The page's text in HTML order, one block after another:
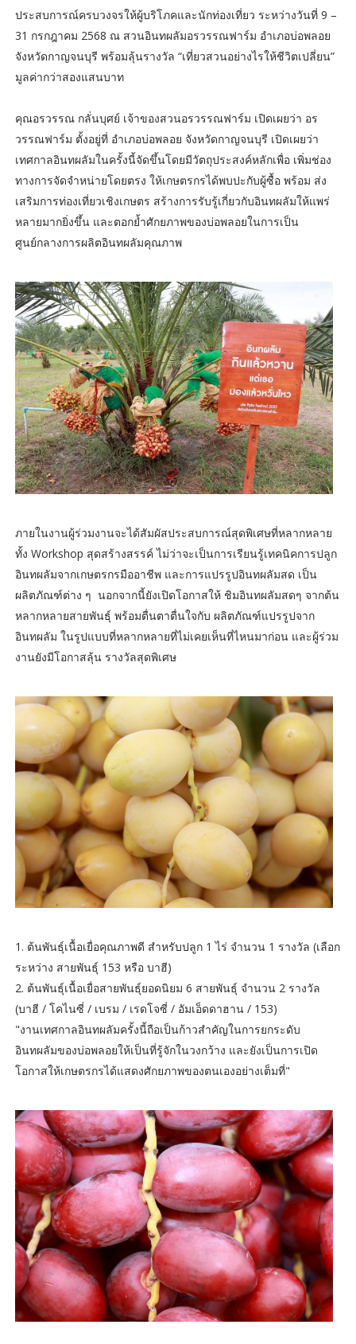
ประสบการณ์ครบวงจรให้ผู้บริโภคและนักท่องเที่ยว ระหว่างวันที่ 9 –
31 กรกฎาคม 2568 ณ สวนอินทผลัมอรวรรณฟาร์ม อำเภอบ่อพลอย
จังหวัดกาญจนบุรี พร้อมลุ้นรางวัล “เที่ยวสวนอย่างไรให้ชีวิตเปลี่ยน”
มูลค่ากว่าสองแสนบาท
คุณอรวรรณ กลั่นบุศย์ เจ้าของสวนอรวรรณฟาร์ม เปิดเผยว่า อร
วรรณฟาร์ม ตั้งอยู่ที่ อำเภอบ่อพลอย จังหวัดกาญจนบุรี เปิดเผยว่า
เทศกาลอินทผลัมในครั้งนี้จัดขึ้นโดยมีวัตถุประสงค์หลักเพื่อ เพิ่มช่อง
ทางการจัดจำหน่ายโดยตรง ให้เกษตรกรได้พบปะกับผู้ซื้อ พร้อม ส่ง
เสริมการท่องเที่ยวเชิงเกษตร สร้างการรับรู้เกี่ยวกับอินทผลัมให้แพร่
หลายมากยิ่งขึ้น และตอกย้ำศักยภาพของบ่อพลอยในการเป็น
ศูนย์กลางการผลิตอินทผลัมคุณภาพ
ภายในงานผู้ร่วมงานจะได้สัมผัสประสบการณ์สุดพิเศษที่หลากหลาย
ทั้ง Workshop สุดสร้างสรรค์ ไม่ว่าจะเป็นการเรียนรู้เทคนิคการปลูก
อินทผลัมจากเกษตรกรมืออาชีพ และการแปรรูปอินทผลัมสด เป็น
ผลิตภัณฑ์ต่าง ๆ นอกจากนี้ยังเปิดโอกาสให้ ชิมอินทผลัมสดๆ จากต้น
หลากหลายสายพันธุ์ พร้อมตื่นตาตื่นใจกับ ผลิตภัณฑ์แปรรูปจาก
อินทผลัม ในรูปแบบที่หลากหลายที่ไม่เคยเห็นที่ไหนมาก่อน และผู้ร่วม
งานยังมีโอกาสลุ้น รางวัลสุดพิเศษ
1. ต้นพันธุ์เนื้อเยื่อคุณภาพดี สำหรับปลูก 1 ไร่ จำนวน 1 รางวัล (เลือก
ระหว่าง สายพันธุ์ 153 หรือ บาฮี)
2. ต้นพันธุ์เนื้อเยื่อสายพันธุ์ยอดนิยม 6 สายพันธุ์ จำนวน 2 รางวัล
(บาฮี / โคไนซี่ / เบรม / เรดโจซี่ / อัมเอ็ดดาฮาน / 153)
"งานเทศกาลอินทผลัมครั้งนี้ถือเป็นก้าวสำคัญในการยกระดับ
อินทผลัมของบ่อพลอยให้เป็นที่รู้จักในวงกว้าง และยังเป็นการเปิด
โอกาสให้เกษตรกรได้แสดงศักยภาพของตนเองอย่างเต็มที่"